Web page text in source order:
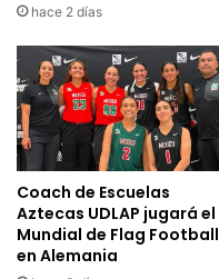
hace 2 días
Coach de Escuelas
Aztecas UDLAP jugará el
Mundial de Flag Football
en Alemania